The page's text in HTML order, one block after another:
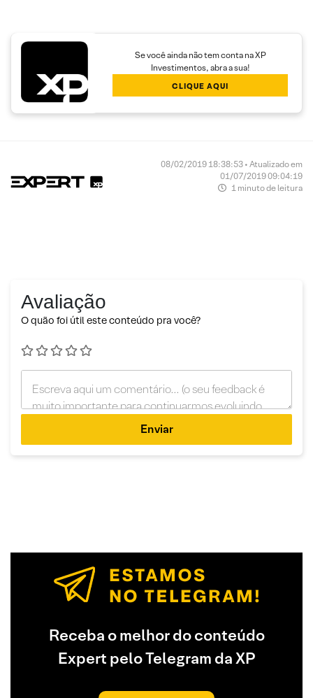
Se você ainda não tem conta na XP
Investimentos, abra a sua!
CLIQUE AQUI
08/02/2019 18:38:53 • Atualizado em
01/07/2019 09:04:19
1 minuto de leitura
Avaliação
O quão foi útil este conteúdo pra você?
Enviar
Receba o melhor do conteúdo
Expert pelo Telegram da XP